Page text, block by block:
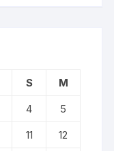
S
M
4
5
11
12